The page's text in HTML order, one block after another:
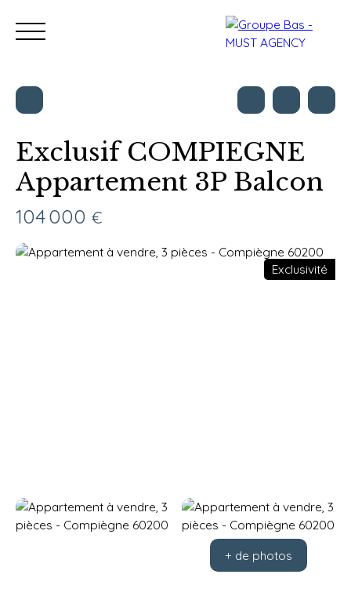
Nos bureaux Acheter Vendre Programmes
Estimation
Exclusif COMPIEGNE
Appartement 3P Balcon
104 000 €
Exclusivité
+ de photos